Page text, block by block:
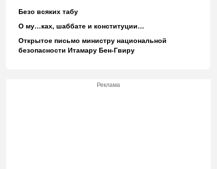
Безо всяких табу
О му…ках, шаббате и конституции…
Открытое письмо министру национальной
безопасности Итамару Бен-Гвиру
Реклама